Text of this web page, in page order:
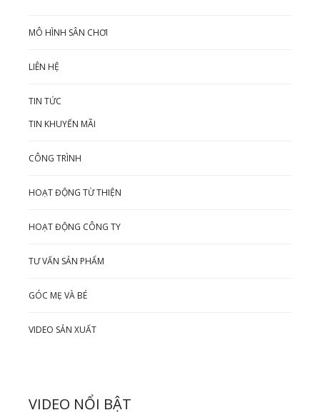
MÔ HÌNH SÂN CHƠI
LIÊN HỆ
TIN TỨC
TIN KHUYẾN MÃI
CÔNG TRÌNH
HOẠT ĐỘNG TỪ THIỆN
HOẠT ĐỘNG CÔNG TY
TƯ VẤN SẢN PHẨM
GÓC MẸ VÀ BÉ
VIDEO SẢN XUẤT
VIDEO NỔI BẬT